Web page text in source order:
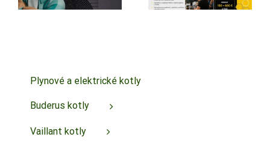
moderné
čerpadiel
Plynové a elektrické kotly
Buderus kotly
Vaillant kotly